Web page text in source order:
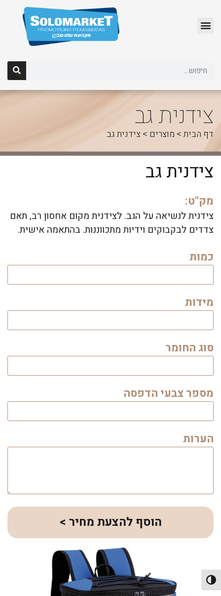
הפעל/כבה ניגודיות גבוהה
צידנית גב
דף הבית> מוצרים > צידנית גב
צידנית גב
מק"ט:
צידנית לנשיאה על הגב. לצידנית מקום אחסון רב, תאם
צדדים לבקבוקים וידיות מתכווננות. בהתאמה אישית.
כמות
מידות
סוג החומר
מספר צבעי הדפסה
הערות
הוסף להצעת מחיר >